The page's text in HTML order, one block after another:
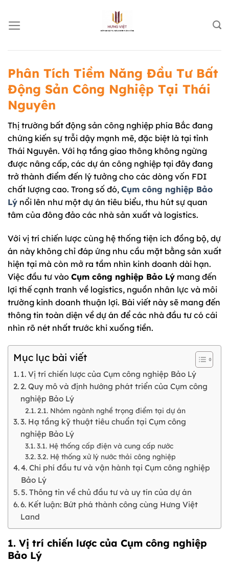
đến
nội
Phân Tích Tiềm Năng Đầu Tư Bất
Động Sản Công Nghiệp Tại Thái
Nguyên
Thị trường bất động sản công nghiệp phía Bắc đang
chứng kiến sự trỗi dậy mạnh mẽ, đặc biệt là tại tỉnh
Thái Nguyên. Với hạ tầng giao thông không ngừng
được nâng cấp, các dự án công nghiệp tại đây đang
trở thành điểm đến lý tưởng cho các dòng vốn FDI
chất lượng cao. Trong số đó, Cụm công nghiệp Bảo
Lý nổi lên như một dự án tiêu biểu, thu hút sự quan
tâm của đông đảo các nhà sản xuất và logistics.
Với vị trí chiến lược cùng hệ thống tiện ích đồng bộ, dự
án này không chỉ đáp ứng nhu cầu mặt bằng sản xuất
hiện tại mà còn mở ra tầm nhìn kinh doanh dài hạn.
Việc đầu tư vào Cụm công nghiệp Bảo Lý mang đến
lợi thế cạnh tranh về logistics, nguồn nhân lực và môi
trường kinh doanh thuận lợi. Bài viết này sẽ mang đến
thông tin toàn diện về dự án để các nhà đầu tư có cái
nhìn rõ nét nhất trước khi xuống tiền.
Mục lục bài viết
1. Vị trí chiến lược của Cụm công nghiệp Bảo Lý
2. Quy mô và định hướng phát triển của Cụm công
nghiệp Bảo Lý
2.1. Nhóm ngành nghề trọng điểm tại dự án
3. Hạ tầng kỹ thuật tiêu chuẩn tại Cụm công
nghiệp Bảo Lý
3.1. Hệ thống cấp điện và cung cấp nước
3.2. Hệ thống xử lý nước thải công nghiệp
4. Chi phí đầu tư và vận hành tại Cụm công nghiệp
Bảo Lý
5. Thông tin về chủ đầu tư và uy tín của dự án
6. Kết luận: Bứt phá thành công cùng Hưng Việt
Land
1. Vị trí chiến lược của Cụm công nghiệp
Bảo Lý